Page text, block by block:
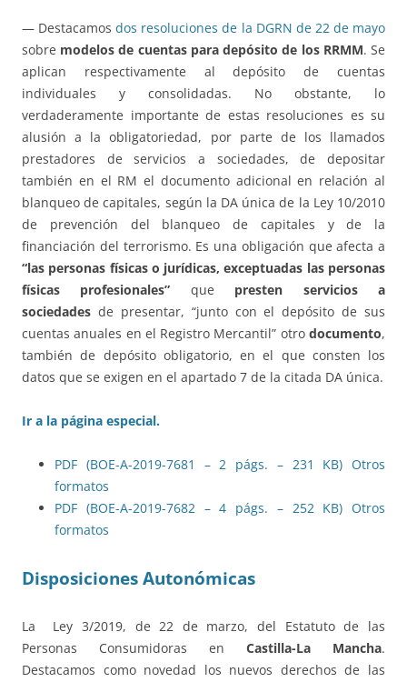
— Destacamosdos resoluciones de la DGRN de 22 de mayo
sobre modelos de cuentas para depósito de los RRMM. Se
aplican respectivamente al depósito de cuentas
individuales y consolidadas. No obstante, lo
verdaderamente importante de estas resoluciones es su
alusión a la obligatoriedad, por parte de los llamados
prestadores de servicios a sociedades, de depositar
también en el RM el documento adicional en relación al
blanqueo de capitales, según la DA única de la Ley 10/2010
de prevención del blanqueo de capitales y de la
financiación del terrorismo. Es una obligación que afecta a
“las personas físicas o jurídicas, exceptuadas las personas
físicas profesionales” que presten servicios a
sociedades de presentar, “junto con el depósito de sus
cuentas anuales en el Registro Mercantil” otro documento,
también de depósito obligatorio, en el que consten los
datos que se exigen en el apartado 7 de la citada DA única.
Ir a la página especial.
PDF (BOE-A-2019-7681 – 2 págs. – 231 KB) Otros
formatos
PDF (BOE-A-2019-7682 – 4 págs. – 252 KB) Otros
formatos
Disposiciones Autonómicas
La Ley 3/2019, de 22 de marzo, del Estatuto de las
Personas Consumidoras en Castilla-La Mancha.
Destacamos como novedad los nuevos derechos de las